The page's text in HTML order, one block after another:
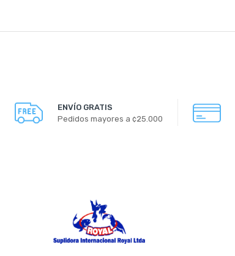
ENVÍO GRATIS
Pedidos mayores a ¢25.000